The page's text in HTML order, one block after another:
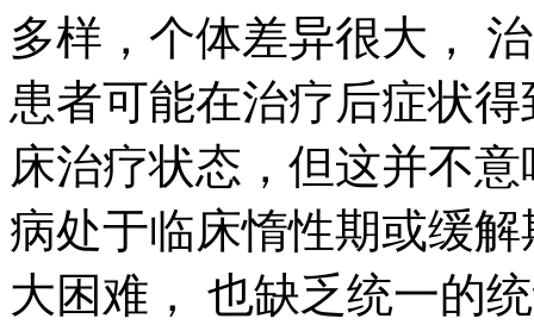
多样，个体差异很大，
患者可能在治疗后症状
床治疗状态，但这并不
病处于临床惰性期或缓
大困难， 也缺乏统一的